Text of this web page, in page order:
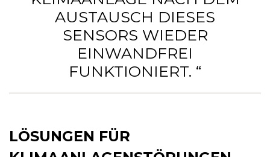
AUSTAUSCH DIESES
SENSORS WIEDER
EINWANDFREI
FUNKTIONIERT. “
LÖSUNGEN FÜR